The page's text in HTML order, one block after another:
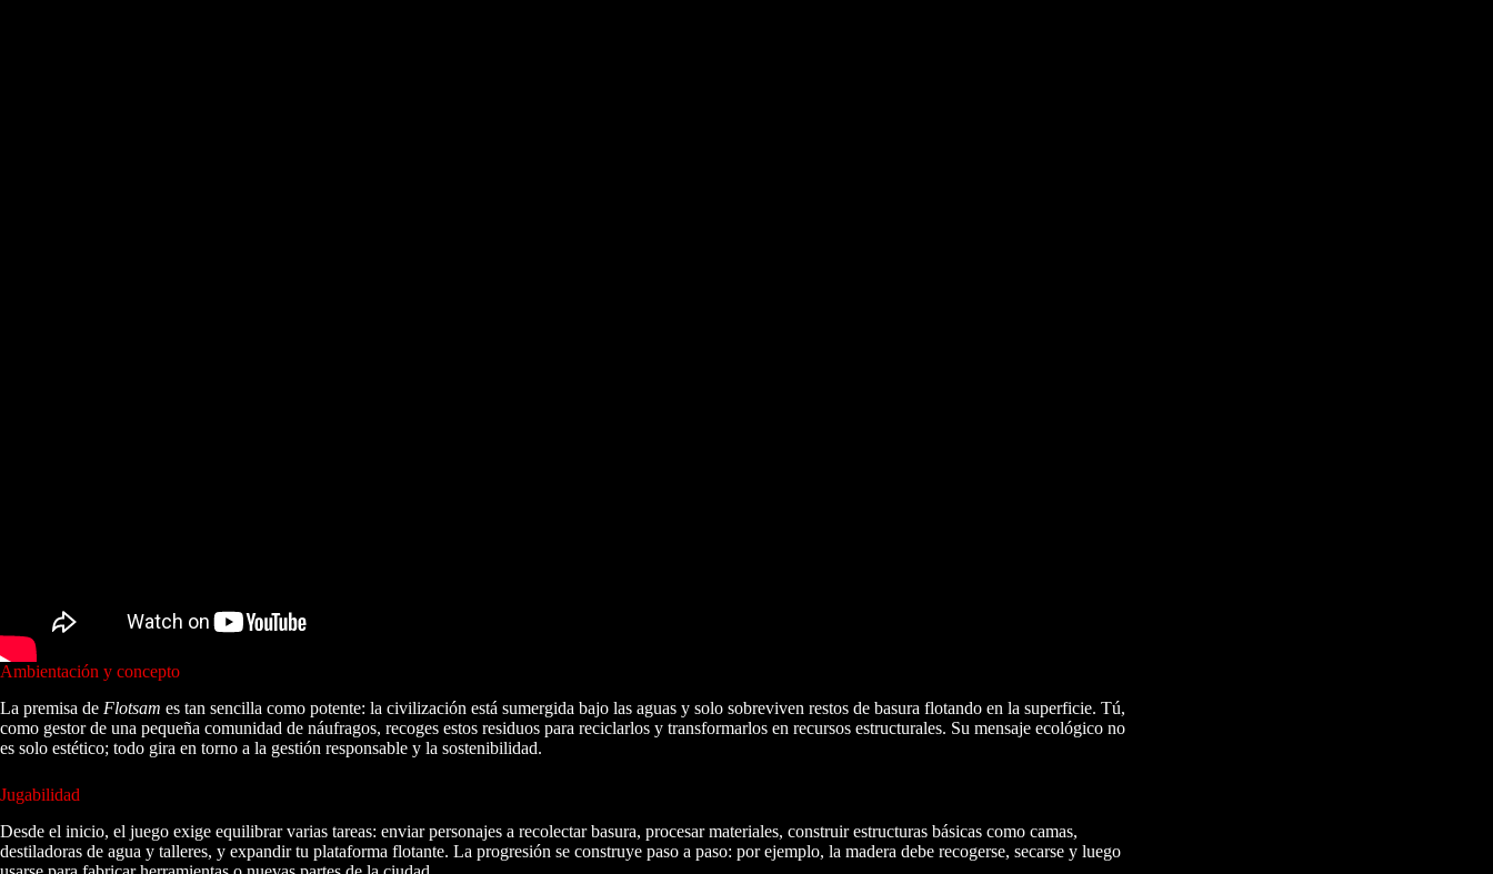
Ambientación y concepto
La premisa de Flotsam es tan sencilla como potente: la civilización está sumergida bajo las aguas y solo sobreviven restos de basura flotando en la superficie. Tú,
como gestor de una pequeña comunidad de náufragos, recoges estos residuos para reciclarlos y transformarlos en recursos estructurales. Su mensaje ecológico no
es solo estético; todo gira en torno a la gestión responsable y la sostenibilidad.
Jugabilidad
Desde el inicio, el juego exige equilibrar varias tareas: enviar personajes a recolectar basura, procesar materiales, construir estructuras básicas como camas,
destiladoras de agua y talleres, y expandir tu plataforma flotante. La progresión se construye paso a paso: por ejemplo, la madera debe recogerse, secarse y luego